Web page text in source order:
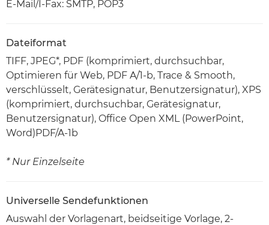
E-Mail/I-Fax: SMTP, POP3
Dateiformat
TIFF, JPEG*, PDF (komprimiert, durchsuchbar,
Optimieren für Web, PDF A/1-b, Trace & Smooth,
verschlüsselt, Gerätesignatur, Benutzersignatur), XPS
(komprimiert, durchsuchbar, Gerätesignatur,
Benutzersignatur), Office Open XML (PowerPoint,
Word)PDF/A-1b
* Nur Einzelseite
Universelle Sendefunktionen
Auswahl der Vorlagenart, beidseitige Vorlage, 2-